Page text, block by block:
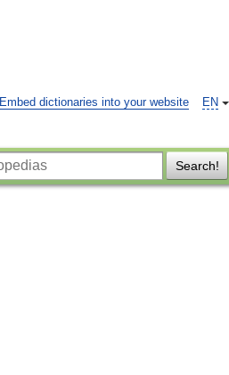
EN
Embed dictionaries into your website
Search!